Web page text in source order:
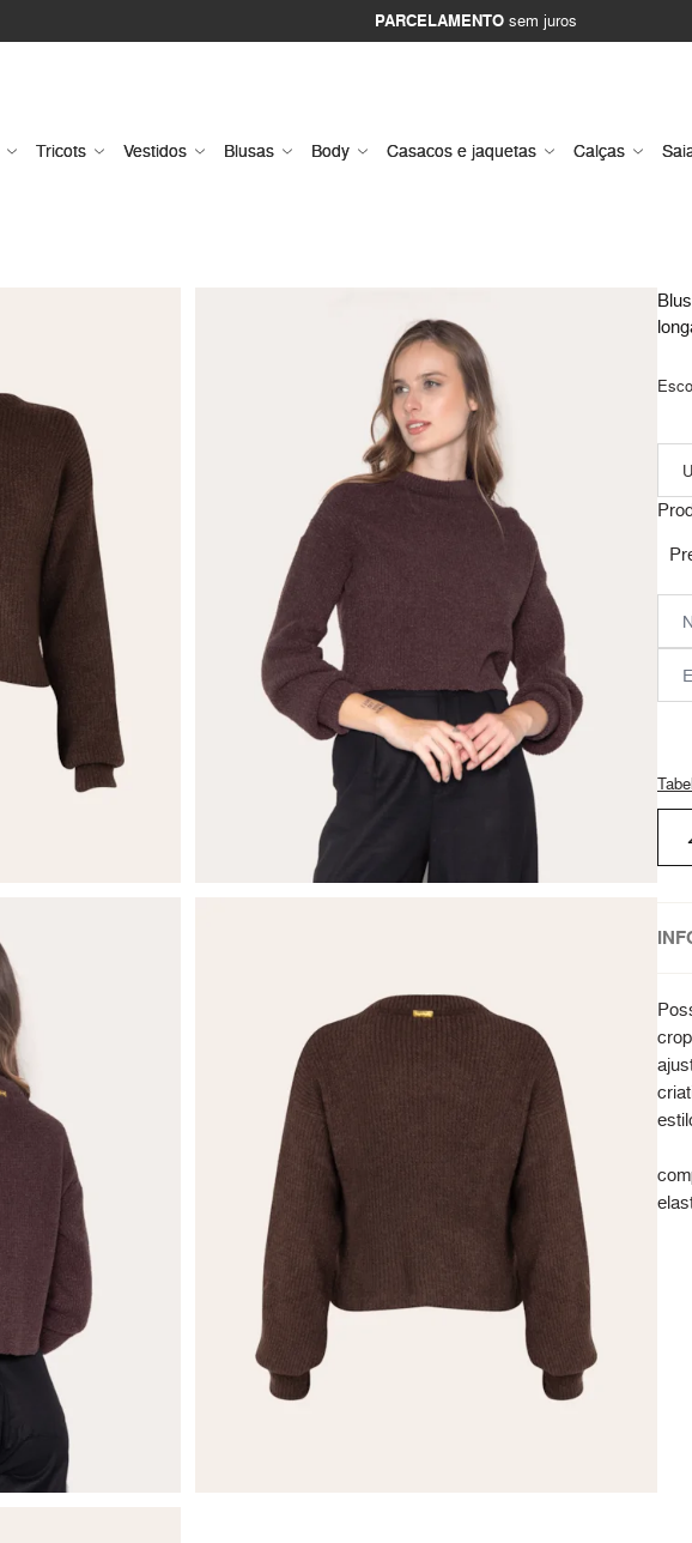
PARCELAMENTOsem juros
Tricots Vestidos Blusas Body Casacos e jaquetas Calças